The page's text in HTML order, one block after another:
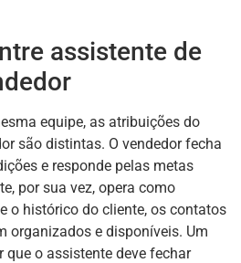
assistente de
equipe, as atribuições do
são distintas. O vendedor fecha
e responde pelas metas
por sua vez, opera como
o histórico do cliente, os contatos
organizados e disponíveis. Um
que o assistente deve fechar